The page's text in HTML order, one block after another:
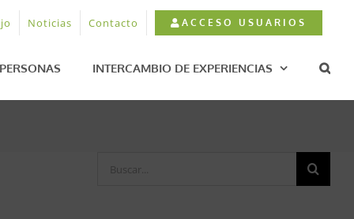
Noticias Contacto ACCESO USUARIOS
PERSONAS INTERCAMBIO DE EXPERIENCIAS